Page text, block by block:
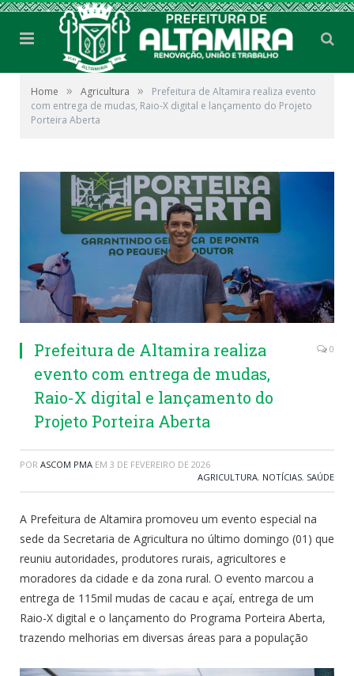
Home » Agricultura »
Prefeitura de Altamira realiza evento
com entrega de mudas, Raio-X digital e lançamento do Projeto
Porteira Aberta
Prefeitura de Altamira realiza
evento com entrega de mudas,
Raio-X digital e lançamento do
Projeto Porteira Aberta
0
POR ASCOM PMA EM 3 DE FEVEREIRO DE 2026
AGRICULTURA, NOTÍCIAS, SAÚDE
A Prefeitura de Altamira promoveu um evento especial na
sede da Secretaria de Agricultura no último domingo (01) que
reuniu autoridades, produtores rurais, agricultores e
moradores da cidade e da zona rural. O evento marcou a
entrega de 115mil mudas de cacau e açaí, entrega de um
Raio-X digital e o lançamento do Programa Porteira Aberta,
trazendo melhorias em diversas áreas para a população